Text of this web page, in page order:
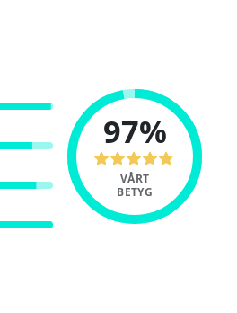
97%
VÅRT
BETYG